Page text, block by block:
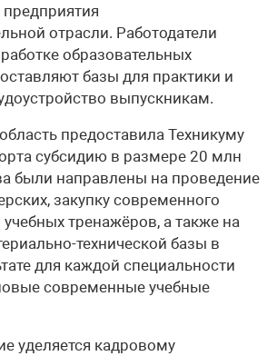
предприятия
отрасли. Работодатели
образовательных
базы для практики и
выпускникам.
предоставила Техникуму
субсидию в размере 20 млн
были направлены на проведение
закупку современного
тренажёров, а также на
технической базы в
для каждой специальности
современные учебные
уделяется кадровому